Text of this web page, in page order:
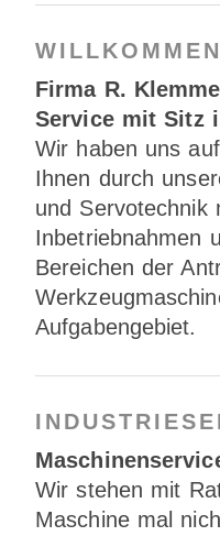
Firma R.
Service mit Sitz
Wir haben uns
Ihnen durch
und Servotechnik
Inbetriebnahmen
Bereichen der
Aufgabengebiet.
Wir stehen mit
Maschine mal